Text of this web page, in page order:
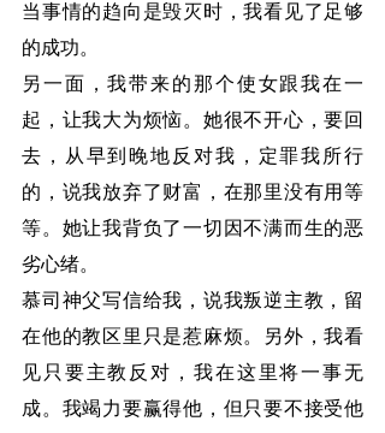
当事情的趋向是毁灭时，我看见了足够
的成功。
另一面，我带来的那个使女跟我在一
起，让我大为烦恼。她很不开心，要回
去，从早到晚地反对我，定罪我所行
的，说我放弃了财富，在那里没有用等
等。她让我背负了一切因不满而生的恶
劣心绪。
慕司神父写信给我，说我叛逆主教，留
在他的教区里只是惹麻烦。另外，我看
见只要主教反对，我在这里将一事无
成。我竭力要赢得他，但只要不接受他